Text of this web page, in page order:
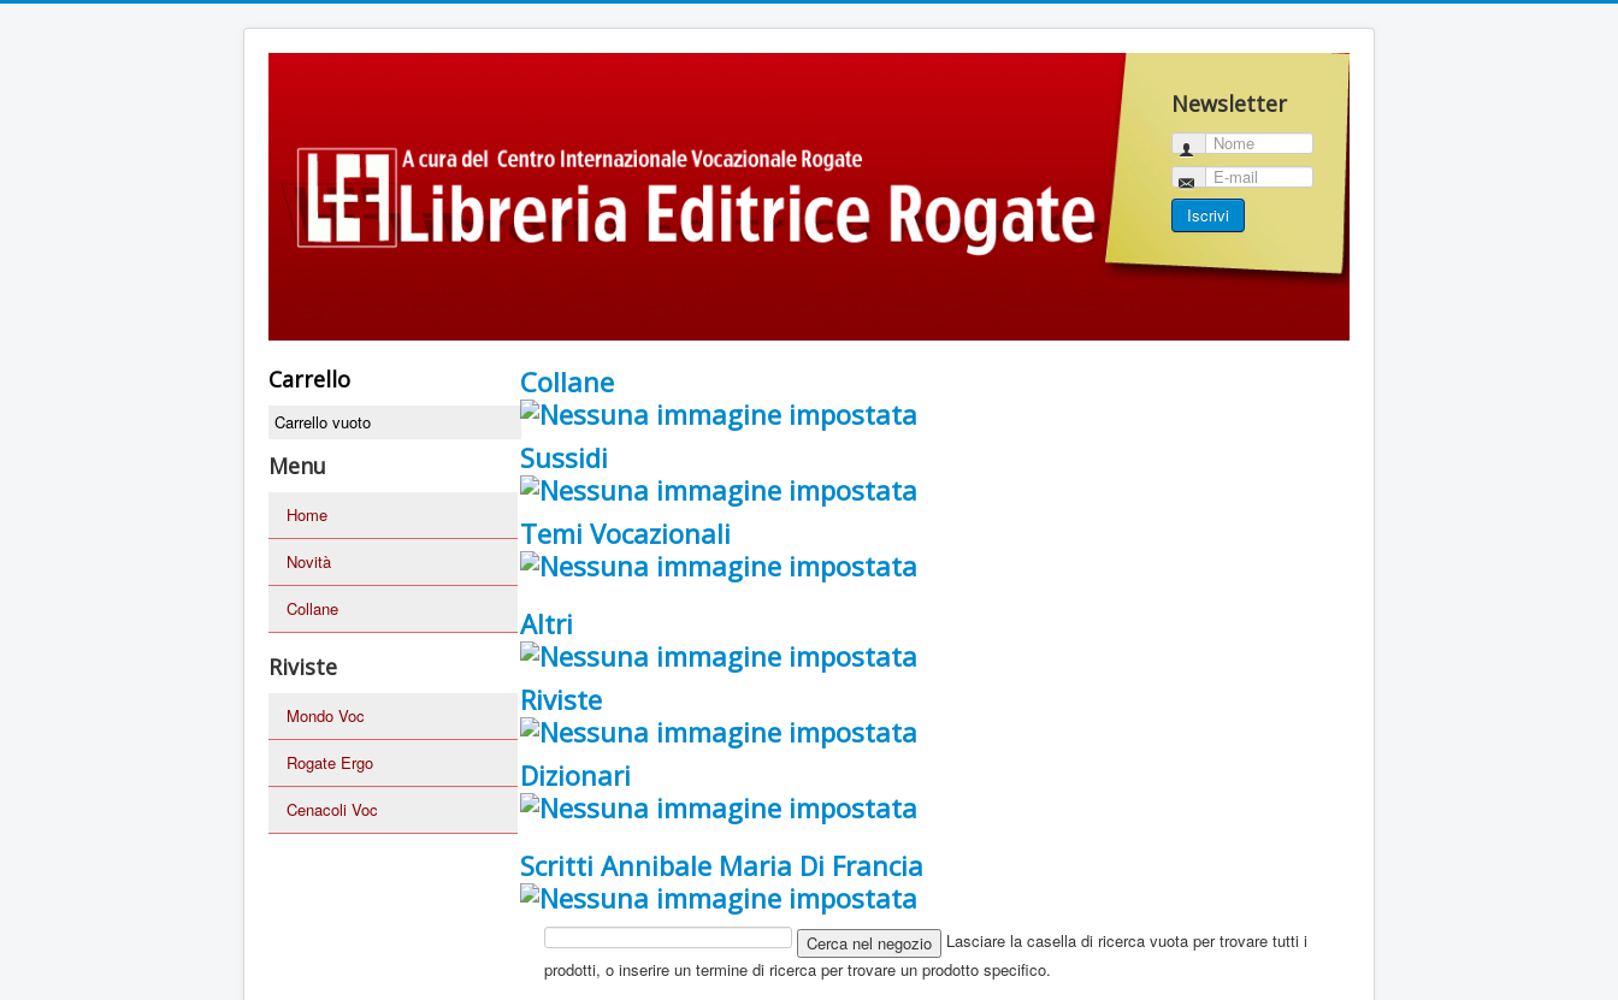
Newsletter
Nome
E-mail
Iscrivi
Carrello
Carrello vuoto
Menu
Home
Novità
Collane
Riviste
Mondo Voc
Rogate Ergo
Cenacoli Voc
Collane
Sussidi
Temi Vocazionali
Altri
Riviste
Dizionari
Scritti Annibale Maria Di Francia
Lasciare la casella di ricerca vuota per trovare tutti i
prodotti, o inserire un termine di ricerca per trovare un prodotto specifico.